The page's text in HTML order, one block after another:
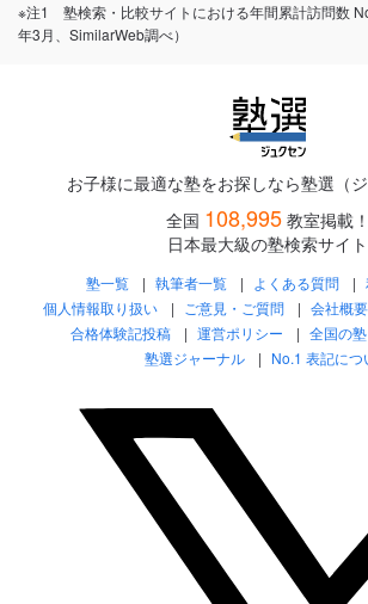
※注1 塾検索・比較サイトにおける年間累計訪問数
年3月、SimilarWeb調べ）
お子様に最適な塾をお探しなら塾選（
全国 108,995 教室掲載！
日本最大級の塾検索サイト
塾一覧 執筆者一覧 よくある質問
個人情報取り扱い
ご意見・ご質問 会社概要
合格体験記投稿
運営ポリシー
全国の
塾選ジャーナル
No.1 表記につ